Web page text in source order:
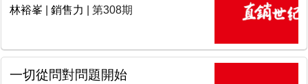
林裕峯 銷售力 | 第308期
一切從問對問題開始